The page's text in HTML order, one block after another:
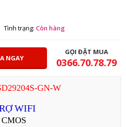
Tình trạng: Còn hàng
NGAY
GỌI ĐẶT MUA
0366.70.78.79
GN-W
WIFI